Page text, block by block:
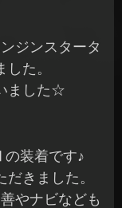
ジンスタータ
た。
ました☆
装着です♪
きました。
やナビなども